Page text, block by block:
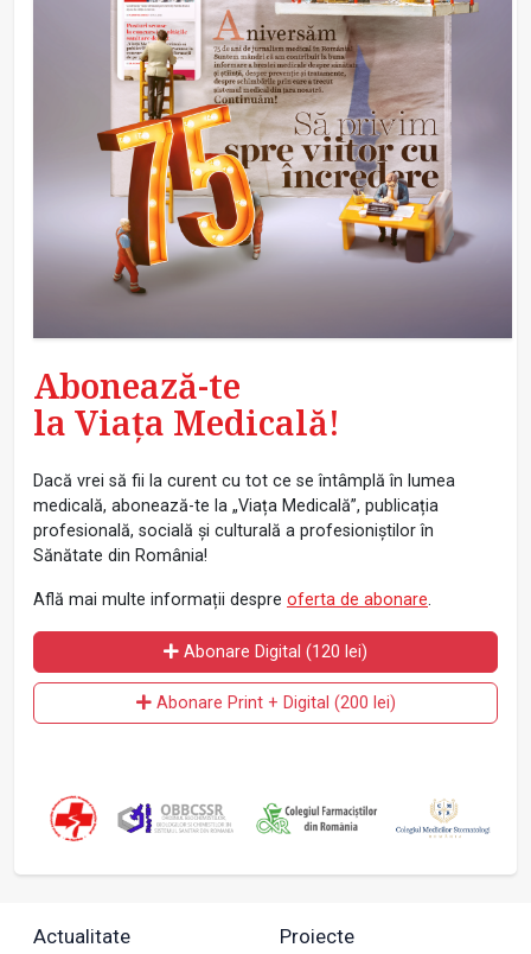
Abonează-te
la Viața Medicală!
Dacă vrei să fii la curent cu tot ce se întâmplă în lumea
medicală, abonează-te la „Viața Medicală”, publicația
profesională, socială și culturală a profesioniștilor în
Sănătate din România!
Află mai multe informații despre oferta de abonare.
Abonare Digital (120 lei)
Abonare Print + Digital (200 lei)
Actualitate Proiecte